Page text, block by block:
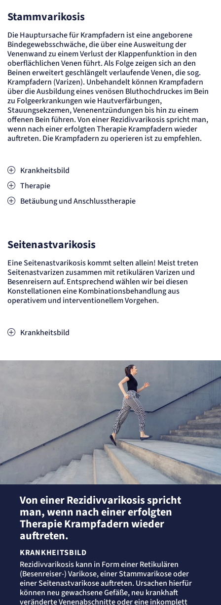
Stammvarikosis
Die Hauptursache für Krampfadern ist eine angeborene
Bindegewebsschwäche, die über eine Ausweitung der
Venenwand zu einem Verlust der Klappenfunktion in den
oberflächlichen Venen führt. Als Folge zeigen sich an den
Beinen erweitert geschlängelt verlaufende Venen, die sog.
Krampfadern (Varizen). Unbehandelt können Krampfadern
über die Ausbildung eines venösen Bluthochdruckes im Bein
zu Folgeerkrankungen wie Hautverfärbungen,
Stauungsekzemen, Venenentzündungen bis hin zu einem
offenen Bein führen. Von einer Rezidivvarikosis spricht man,
wenn nach einer erfolgten Therapie Krampfadern wieder
auftreten. Die Krampfadern zu operieren ist zu empfehlen.
Krankheitsbild
Therapie
Betäubung und Anschlusstherapie
Seitenastvarikosis
Eine Seitenastvarikosis kommt selten allein! Meist treten
Seitenastvarizen zusammen mit retikulären Varizen und
Besenreisern auf. Entsprechend wählen wir bei diesen
Konstellationen eine Kombinationsbehandlung aus
operativem und interventionellem Vorgehen.
Krankheitsbild
Von einer Rezidivvarikosis spricht
man, wenn nach einer erfolgten
Therapie Krampfadern wieder
auftreten.
KRANKHEITSBILD
Rezidivvarikosis kann in Form einer Retikulären
(Besenreiser-) Varikose, einer Stammvarikose oder
einer Seitenastvarikose auftreten. Ursachen hierfür
können neu gewachsene Gefäße, neu krankhaft
veränderte Venenabschnitte oder eine inkomplett
Artemed SE
Behält die Zustände des Benutzers bei allen Seitenanfragen bei.
Cookie Laufzeit:
Session
etracker Sitzungs-Cookie
Name:
et_oi_v2
Anbieter:
etracker GmbH
Zweck:
Opt-In Cookie speichert die Entscheidung des Besuchers, wenn auf der Seite des
Kunden das Tracking Opt-In ausgespielt wird. Wird auch für ein eventuelles Opt-Out
Einverständnis-Cookie
Name:
Cookie Laufzeit:
1 Jahr
STATISTIK
Statistik Cookies erfassen Informationen
anonym. Diese Informationen helfen uns
zu verstehen, wie unsere Besucher unsere
etracker Analytics
Name:
Anbieter:
etracker Analytics
et_allow_cookies
Anbieter:
etracker GmbH
Zweck:
Es erlaubt eTracker Cookies zu setzen.
Cookie Laufzeit:
480 Tage
etracker Analytics
Name:
isSdEnabled
Anbieter:
etracker GmbH
Zweck: